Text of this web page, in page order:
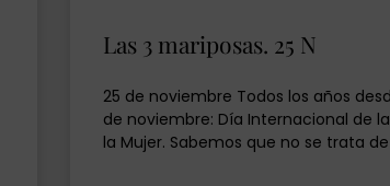
Las 3 mariposas. 25 N
25 de noviembre Todos los años
de noviembre: Día Internacional de
la Mujer. Sabemos que no se trata